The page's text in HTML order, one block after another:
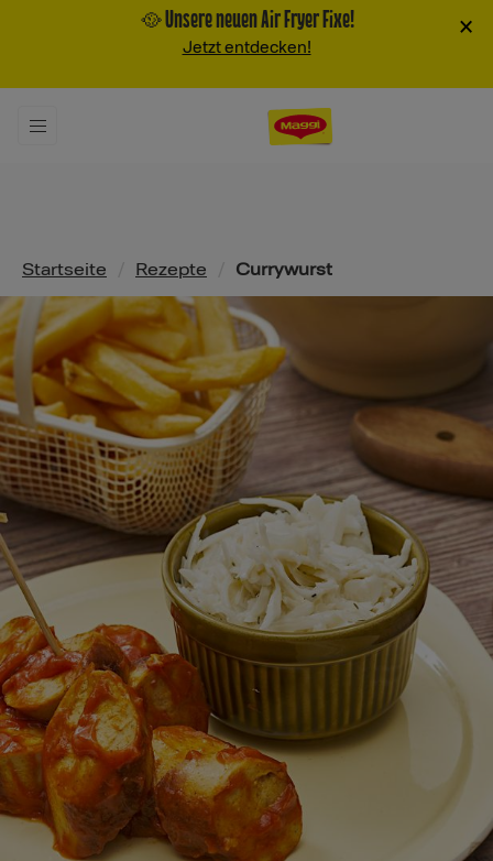
🥘 Unsere neuen Air Fryer Fixe!
Jetzt entdecken!
×
Pfadnavigation
Startseite Rezepte Currywurst